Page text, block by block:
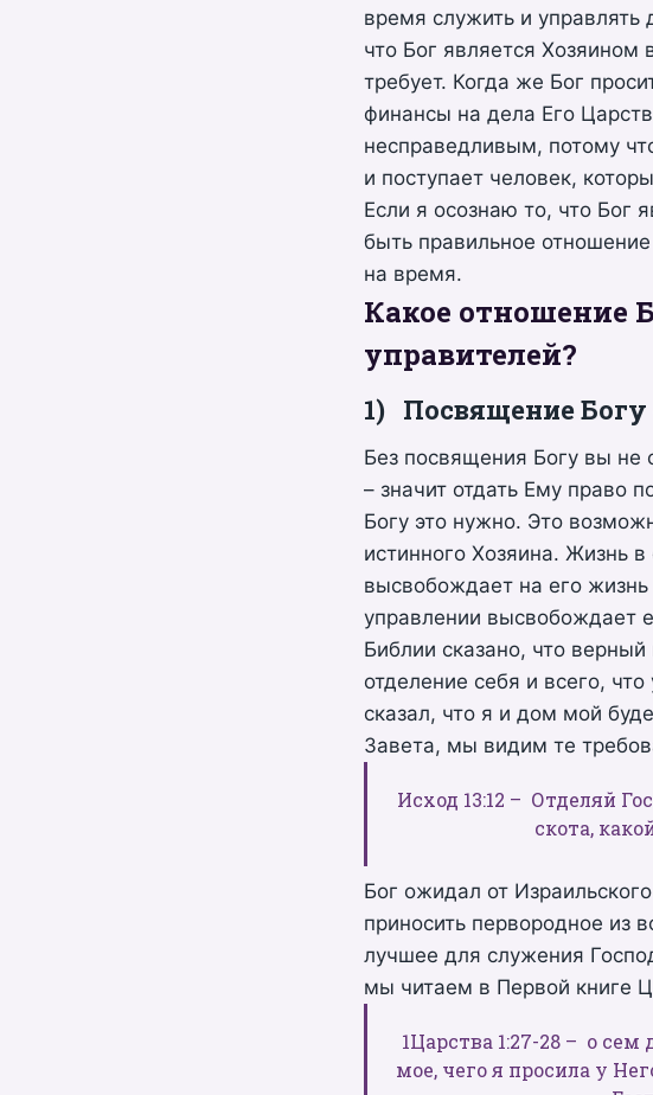
время служить и
что Бог является Хозяином
требует. Когда же Бог
финансы на дела Его
несправедливым, потому
и поступает человек,
Если я осознаю то, что Бог
быть правильное
на время.
Какое отношение
управителей?
1) Посвящение Богу
Без посвящения Богу вы не
– значит отдать Ему право
Богу это нужно. Это
истинного Хозяина. Жизнь
высвобождает на его жизнь
управлении высвобождает
Библии сказано, что
отделение себя и всего,
сказал, что я и дом мой
Завета, мы видим те
Исход 13:12 – Отделяй
скота,
Бог ожидал от
приносить первородное из
лучшее для служения
мы читаем в Первой книге
1Царства 1:27-28 – о
мое, чего я просила у